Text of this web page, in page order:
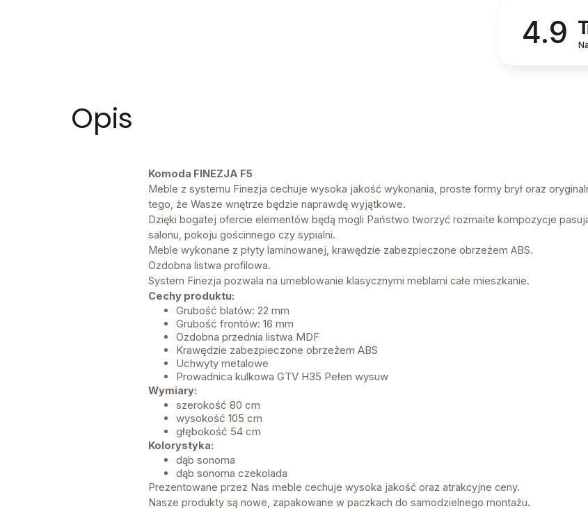
4.9
Opis
Komoda FINEZJA F5
Meble z systemu Finezja cechuje wysoka jakość wykonania, proste formy brył oraz
tego, że Wasze wnętrze będzie naprawdę wyjątkowe.
Dzięki bogatej ofercie elementów będą mogli Państwo tworzyć rozmaite kompozycje
salonu, pokoju gościnnego czy sypialni.
Meble wykonane z płyty laminowanej, krawędzie zabezpieczone obrzeżem ABS.
Ozdobna listwa profilowa.
System Finezja pozwala na umeblowanie klasycznymi meblami całe mieszkanie.
Cechy produktu:
Grubość blatów: 22 mm
Grubość frontów: 16 mm
Ozdobna przednia listwa MDF
Krawędzie zabezpieczone obrzeżem ABS
Uchwyty metalowe
Prowadnica kulkowa GTV H35 Pełen wysuw
Wymiary:
szerokość 80 cm
wysokość 105 cm
głębokość 54 cm
Kolorystyka:
dąb sonoma
dąb sonoma czekolada
Prezentowane przez Nas meble cechuje wysoka jakość oraz atrakcyjne ceny.
Nasze produkty są nowe, zapakowane w paczkach do samodzielnego montażu.